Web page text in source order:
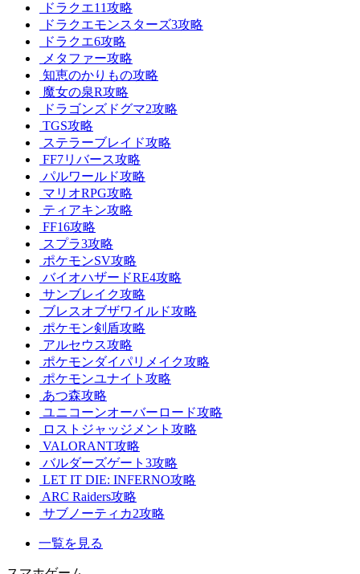
ドラクエ11攻略
ドラクエモンスターズ3攻略
ドラクエ6攻略
メタファー攻略
知恵のかりもの攻略
魔女の泉R攻略
ドラゴンズドグマ2攻略
TGS攻略
ステラーブレイド攻略
FF7リバース攻略
パルワールド攻略
マリオRPG攻略
ティアキン攻略
FF16攻略
スプラ3攻略
ポケモンSV攻略
バイオハザードRE4攻略
サンブレイク攻略
ブレスオブザワイルド攻略
ポケモン剣盾攻略
アルセウス攻略
ポケモンダイパリメイク攻略
ポケモンユナイト攻略
あつ森攻略
ユニコーンオーバーロード攻略
ロストジャッジメント攻略
VALORANT攻略
バルダーズゲート3攻略
LET IT DIE: INFERNO攻略
ARC Raiders攻略
サブノーティカ2攻略
一覧を見る